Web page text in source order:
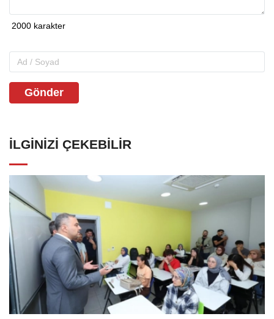
Gönder
İLGINIZI ÇEKEBILIR